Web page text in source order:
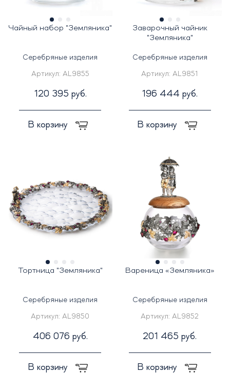
Чайный набор "Земляника"
Серебряные изделия
Артикул: AL9855
120 395 руб.
В корзину
Заварочный чайник
"Земляника"
Серебряные изделия
Артикул:AL9851
196 444 руб.
В корзину
Тортница "Земляника"
Серебряные изделия
Артикул:AL9850
406 076 руб.
В корзину
Вареница «Земляника»
Серебряные изделия
Артикул:AL9852
201 465 руб.
В корзину